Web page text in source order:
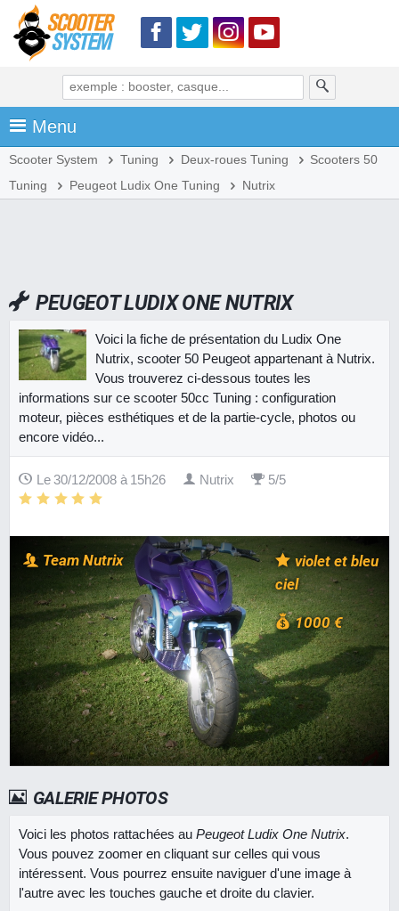
Menu
Scooter System Tuning Deux-roues Tuning
Scooters 50
Tuning
Peugeot Ludix One Tuning Nutrix
PEUGEOT LUDIX ONE NUTRIX
Voici la fiche de présentation du Ludix One
Nutrix, scooter 50 Peugeot appartenant à Nutrix.
Vous trouverez ci-dessous toutes les
informations sur ce scooter 50cc Tuning : configuration
moteur, pièces esthétiques et de la partie-cycle, photos ou
encore vidéo...
Le 30/12/2008 à 15h26 Nutrix 5/5
Team Nutrix
violet et bleu
ciel
1000 €
GALERIE PHOTOS
Voici les photos rattachées au Peugeot Ludix One Nutrix.
Vous pouvez zoomer en cliquant sur celles qui vous
intéressent. Vous pourrez ensuite naviguer d'une image à
l'autre avec les touches gauche et droite du clavier.